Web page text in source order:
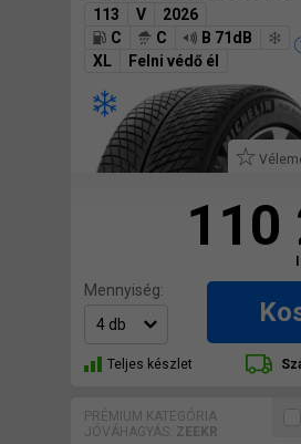
113
V
2026
C
C
B 71dB
XL
Felni védő él
110
Mennyiség:
Teljes készlet
PRÉMIUM KATEGÓRIA
JÓVÁHAGYÁS: ZEEKR